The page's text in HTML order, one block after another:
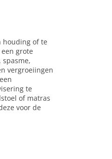
houding of te
grote
vergroeiingen
te
of matras
voor de